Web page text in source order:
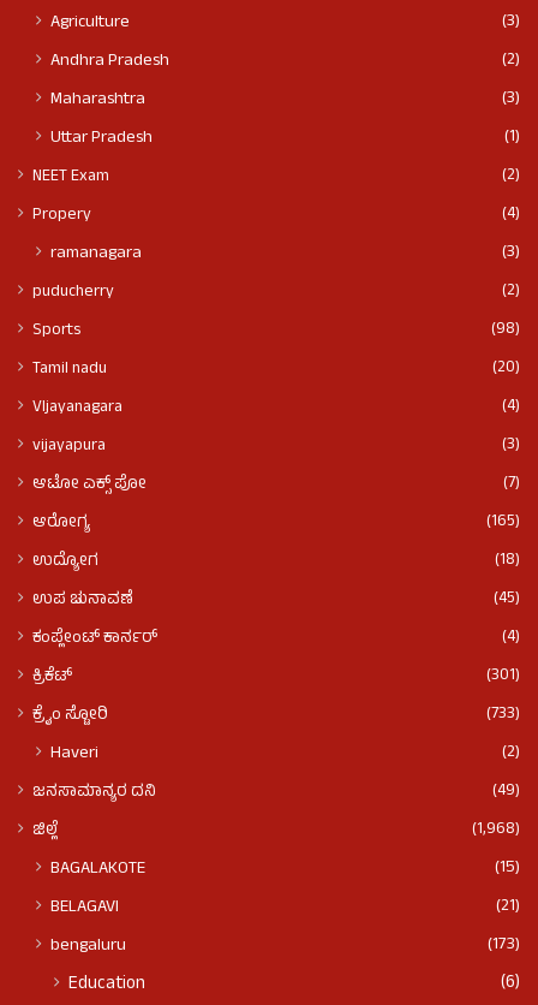
Agriculture
(3)
Andhra Pradesh
(2)
Maharashtra
(3)
Uttar Pradesh
(1)
NEET Exam
(2)
Propery
(4)
ramanagara (3)
puducherry
(2)
Sports
(98)
Tamil nadu
(20)
VIjayanagara
(4)
vijayapura
(3)
ಆಟೋ ಎಕ್ಸ್ ಪೋ
(7)
ಆರೋಗ್ಯ
(165)
ಉದ್ಯೋಗ
(18)
ಉಪ ಚುನಾವಣೆ
(45)
ಕಂಪ್ಲೇಂಟ್ ಕಾರ್ನರ್
(4)
ಕ್ರಿಕೆಟ್
(301)
ಕ್ರೈಂ ಸ್ಟೋರಿ
(733)
Haveri (2)
ಜನಸಾಮಾನ್ಯರ ದನಿ
(49)
ಜಿಲ್ಲೆ
(1,968)
BAGALAKOTE
(15)
BELAGAVI
(21)
bengaluru
(173)
Education (6)